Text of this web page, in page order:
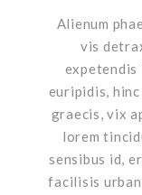
Alienum
vis
expetendis
euripidis,
graecis, vix
lorem
sensibus id,
facilisis